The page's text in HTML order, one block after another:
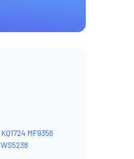
KQ1724 MF9356
WS5238